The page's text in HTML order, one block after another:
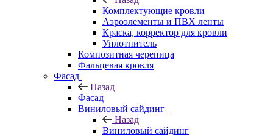
Комплектующие кровли
Аэроэлементы и ПВХ ленты
Краска, корректор для кровли
Уплотнитель
Композитная черепица
Фальцевая кровля
Фасад
Назад
Фасад
Виниловый сайдинг
Назад
Виниловый сайдинг